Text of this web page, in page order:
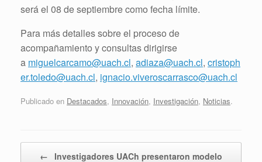
será el 08 de septiembre como fecha límite.
Para más detalles sobre el proceso de
acompañamiento y consultas dirigirse
a miguelcarcamo@uach.cl, adiaza@uach.cl, cristoph
er.toledo@uach.cl, ignacio.viveroscarrasco@uach.cl
Publicado en Destacados, Innovación, Investigación, Noticias.
← Investigadores UACh presentaron modelo